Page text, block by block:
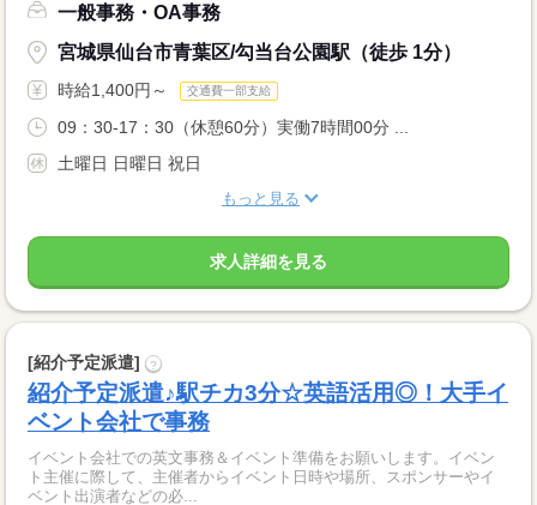
一般事務・OA事務
宮城県仙台市青葉区/勾当台公園駅（徒歩 1分）
時給1,400円～ 交通費一部支給
09：30-17：30（休憩60分）実働7時間00分 ...
土曜日 日曜日 祝日
もっと見る
求人詳細を見る
[紹介予定派遣] ?
紹介予定派遣♪駅チカ3分☆英語活用◎！大手イ
ベント会社で事務
イベント会社での英文事務＆イベント準備をお願いします。イベン
ト主催に際して、主催者からイベント日時や場所、スポンサーやイ
ベント出演者などの必...